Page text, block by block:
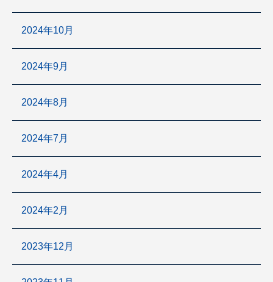
2024年10月
2024年9月
2024年8月
2024年7月
2024年4月
2024年2月
2023年12月